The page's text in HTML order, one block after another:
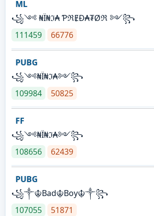
ML
꧁༺ ₦Ї₦ℑ₳ ƤℜɆĐ₳₮Øℜ ༻꧂
111459
66776
PUBG
꧁༺₦Ї₦ℑ₳༻꧂
109984
50825
FF
꧁༺₦Ї₦ℑ₳༻꧂
108656
62439
PUBG
꧁༒☬Bad☬Boy☬༒꧂
107055
51871